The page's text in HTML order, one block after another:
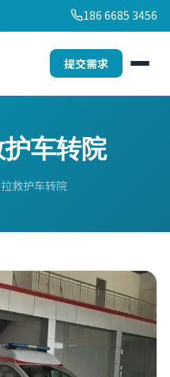
186 6685 3456
提交需求
车转院
救护车转院